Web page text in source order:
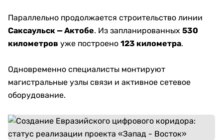
Параллельно продолжается строительство линии
Саксаульск — Актобе. Из запланированных 530
километров уже построено 123 километра.
Одновременно специалисты монтируют
магистральные узлы связи и активное сетевое
оборудование.